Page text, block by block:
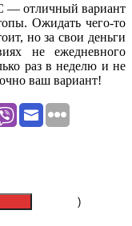
— отличный вариант
Ожидать чего-то
но за свои деньги
не ежедневного
раз в неделю и не
ваш вариант!
)